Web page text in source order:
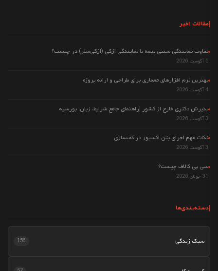
مقالات اخیر
تفاوت نمایندگی سنتی بیمه با نمایندگی ازکی (ازکی‌سلر) در چیست؟
5 آگوست 2026
بهترین نرم افزارهای معماری برای طراحی و ارائه پروژه
4 آگوست 2026
پذیرش دکتری خارج از کشور |راهنمای جامع شرایط، زبان، بورسیه
3 آگوست 2026
نکات مهم اجرای بتن اکسپوز در کف‌سازی
3 آگوست 2026
سی پی کالاف چیست؟
31 جولای 2026
دسته‌بندی‌ها
سبک زندگی 156